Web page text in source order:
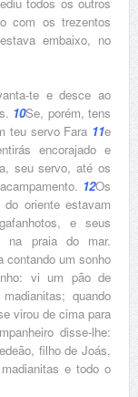
com os trezentos
embaixo, no
te e desce ao
10Se, porém, tens
teu servo Fara 11e
encorajado e
seu servo, até os
12Os
oriente estavam
e seus
na praia do mar.
contando um sonho
vi um pão de
quando
virou de cima para
disse-lhe:
filho de Joás,
e todo o